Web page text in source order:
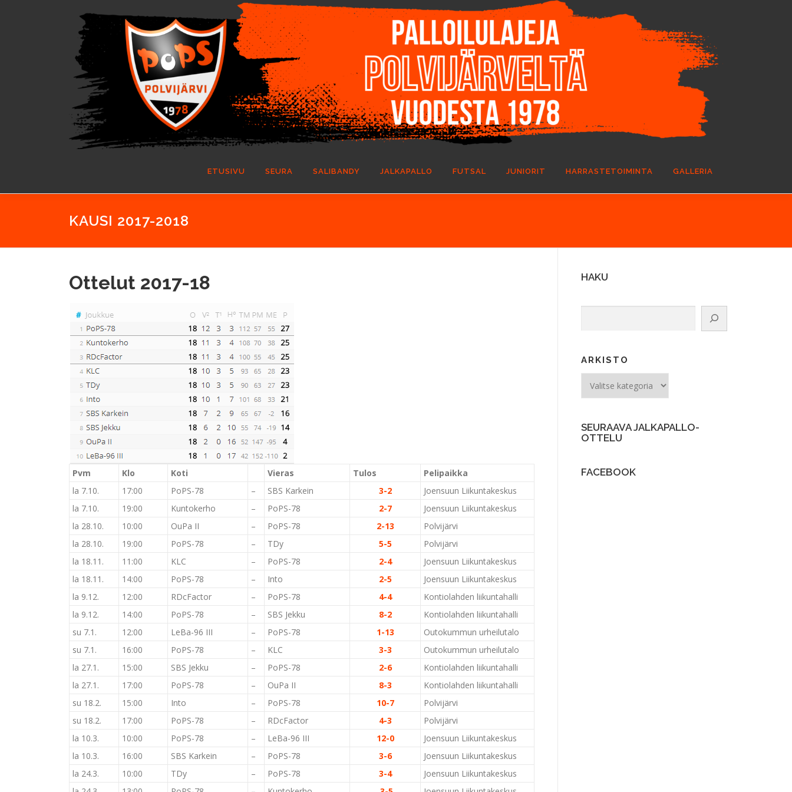
ETUSIVU SEURA SALIBANDY JALKAPALLO FUTSAL JUNIORIT HARRASTETOIMINTA GALLERIA
KAUSI 2017-2018
Ottelut 2017-18
Pvm Klo Koti Vieras Tulos
Pelipaikka
la 7.10.
17:00 PoPS-78 – SBS Karkein 3-2
Joensuun Liikuntakeskus
la 7.10.
19:00 Kuntokerho – PoPS-78 2-7
Joensuun Liikuntakeskus
la 28.10.
10:00 OuPa II – PoPS-78 2-13
Polvijärvi
la 28.10.
19:00 PoPS-78 – TDy 5-5
Polvijärvi
la 18.11.
11:00 KLC – PoPS-78 2-4
Joensuun Liikuntakeskus
la 18.11.
14:00 PoPS-78 – Into 2-5
Joensuun Liikuntakeskus
la 9.12.
12:00 RDcFactor – PoPS-78 4-4
Kontiolahden liikuntahalli
la 9.12.
14:00 PoPS-78 – SBS Jekku 8-2
Kontiolahden liikuntahalli
su 7.1.
12:00 LeBa-96 III – PoPS-78 1-13
Outokummun urheilutalo
su 7.1.
16:00 PoPS-78 – KLC 3-3
Outokummun urheilutalo
la 27.1.
15:00 SBS Jekku – PoPS-78 2-6
Kontiolahden liikuntahalli
la 27.1.
17:00 PoPS-78 – OuPa II 8-3
Kontiolahden liikuntahalli
su 18.2.
15:00 Into – PoPS-78 10-7
Polvijärvi
su 18.2.
17:00 PoPS-78 – RDcFactor 4-3
Polvijärvi
la 10.3.
10:00 PoPS-78 – LeBa-96 III 12-0
Joensuun Liikuntakeskus
la 10.3.
16:00 SBS Karkein – PoPS-78 3-6
Joensuun Liikuntakeskus
la 24.3.
10:00 TDy – PoPS-78 3-4
Joensuun Liikuntakeskus
HAKU
ARKISTO
SEURAAVA JALKAPALLO-
OTTELU
FACEBOOK